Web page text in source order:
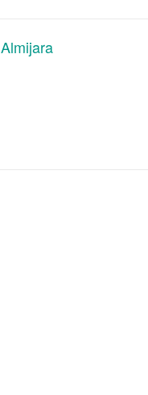
Almijara